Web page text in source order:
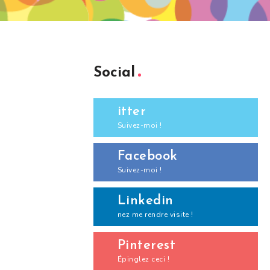
Social
itter
Suivez-moi !
Facebook
Suivez-moi !
Linkedin
nez me rendre visite !
Pinterest
Épinglez ceci !